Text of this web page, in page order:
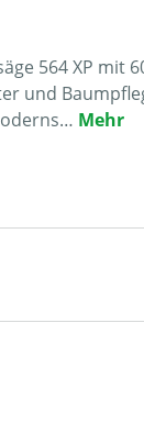
564 XP mit
und
Mehr